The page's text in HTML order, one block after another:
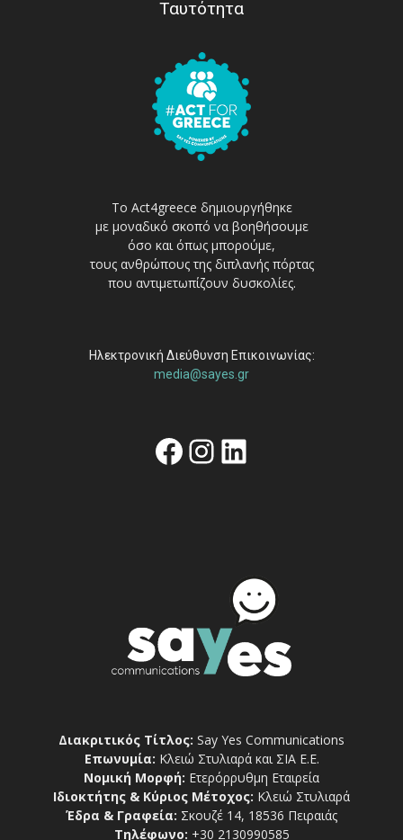
Ταυτότητα
Το Act4greece δημιουργήθηκε
με μοναδικό σκοπό να βοηθήσουμε
όσο και όπως μπορούμε,
τους ανθρώπους της διπλανής πόρτας
που αντιμετωπίζουν δυσκολίες.
Ηλεκτρονική Διεύθυνση Επικοινωνίας:
media@sayes.gr
Facebook
Instagram
Linkedin
Διακριτικός Τίτλος: Say Yes Communications
Επωνυμία: Κλειώ Στυλιαρά και ΣΙΑ Ε.Ε.
Νομική Μορφή: Ετερόρρυθμη Εταιρεία
Ιδιοκτήτης & Κύριος Μέτοχος: Κλειώ Στυλιαρά
Έδρα & Γραφεία: Σκουζέ 14, 18536 Πειραιάς
Τηλέφωνο: +30 2130990585